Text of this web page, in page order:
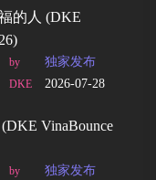
的人 (DKE
by
DKE
独家发布
2026-07-28
VinaBounce
by
独家发布